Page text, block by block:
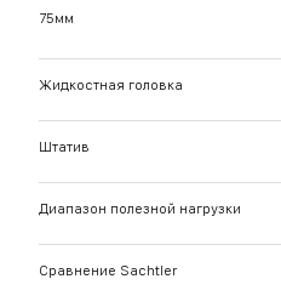
75мм
Жидкостная головка
Штатив
Диапазон полезной нагрузки
Сравнение Sachtler